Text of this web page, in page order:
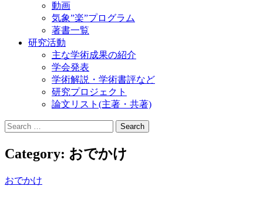
動画
気象”楽”プログラム
著書一覧
研究活動
主な学術成果の紹介
学会発表
学術解説・学術書評など
研究プロジェクト
論文リスト(主著・共著)
Search
for:
Category: おでかけ
おでかけ